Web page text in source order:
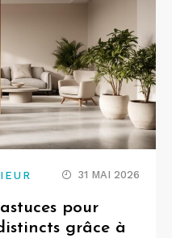
31 MAI 2026
pour
grâce à